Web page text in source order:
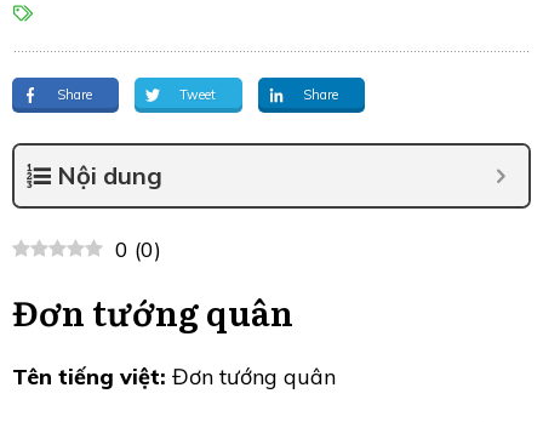
Share Tweet Share
Nội dung
0 (0)
Đơn tướng quân
Tên tiếng việt: Đơn tướng quân